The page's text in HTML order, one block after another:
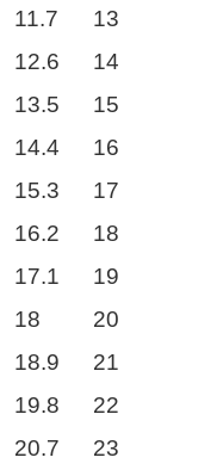
11.7 13
12.6 14
13.5 15
14.4 16
15.3 17
16.2 18
17.1 19
18 20
18.9 21
19.8 22
20.7 23